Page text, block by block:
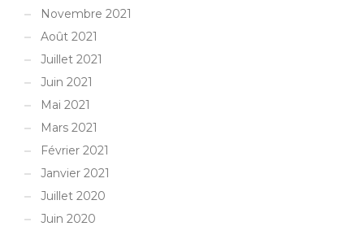
Novembre 2021
Août 2021
Juillet 2021
Juin 2021
Mai 2021
Mars 2021
Février 2021
Janvier 2021
Juillet 2020
Juin 2020